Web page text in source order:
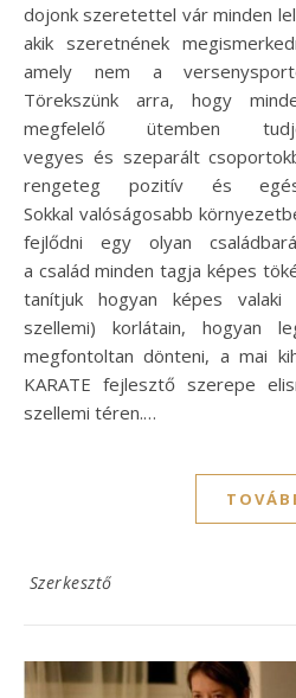
dojonk szeretettel vár minden
akik szeretnének
amely nem a
Törekszünk arra, hogy
megfelelő ütemben
vegyes és szeparált
rengeteg pozitív és
Sokkal valóságosabb
fejlődni egy olyan
a család minden tagja képes
tanítjuk hogyan képes valaki
szellemi) korlátain, hogyan
megfontoltan dönteni, a mai
KARATE fejlesztő szerepe
szellemi téren.…
Szerkesztő